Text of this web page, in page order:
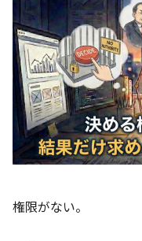
権限がない。